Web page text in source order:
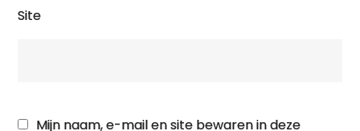
Site
Mijn naam, e-mail en site bewaren in deze